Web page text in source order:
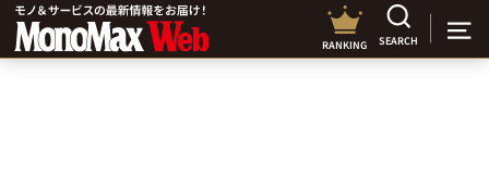
RANKING SEARCH